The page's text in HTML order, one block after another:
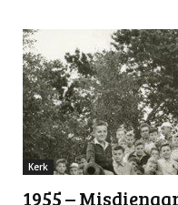
Kerk
1955 –